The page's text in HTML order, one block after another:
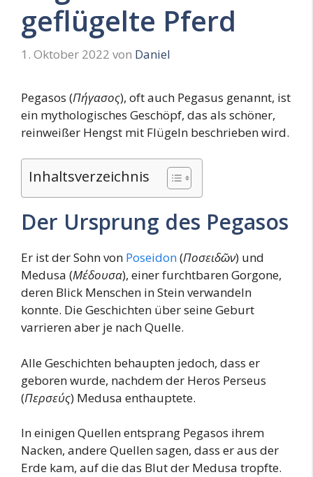
geflügelte Pferd
1. Oktober 2022 von Daniel
Pegasos (Πήγασος), oft auch Pegasus genannt, ist
ein mythologisches Geschöpf, das als schöner,
reinweißer Hengst mit Flügeln beschrieben wird.
Inhaltsverzeichnis
Der Ursprung des Pegasos
Er ist der Sohn von Poseidon(Ποσειδῶν) und
Medusa (Μέδουσα), einer furchtbaren Gorgone,
deren Blick Menschen in Stein verwandeln
konnte. Die Geschichten über seine Geburt
varrieren aber je nach Quelle.
Alle Geschichten behaupten jedoch, dass er
geboren wurde, nachdem der Heros Perseus
(Περσεύς) Medusa enthauptete.
In einigen Quellen entsprang Pegasos ihrem
Nacken, andere Quellen sagen, dass er aus der
Erde kam, auf die das Blut der Medusa tropfte.